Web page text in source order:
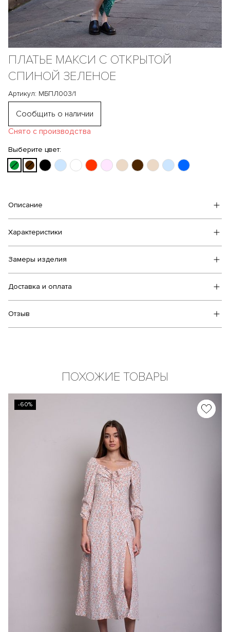
ПЛАТЬЕ МАКСИ С ОТКРЫТОЙ
СПИНОЙ ЗЕЛЕНОЕ
Артикул: МБПЛ003/1
Сообщить о наличии
Снято с производства
Выберите цвет:
Описание
Характеристики
Замеры изделия
Доставка и оплата
Отзыв
ПОХОЖИЕ ТОВАРЫ
-60%